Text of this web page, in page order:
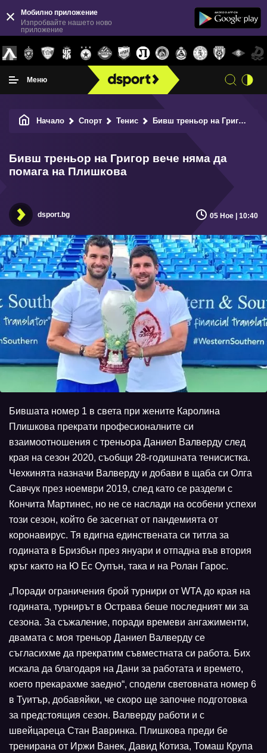
Мобилно приложение
Изпробвайте нашето ново
приложение
Меню
Начало Спорт Тенис Бивш треньор на Григор вече няма да помага на Плишкова
Бивш треньор на Григор вече няма да
помага на Плишкова
dsport.bg 05 Ное | 10:40
Бившата номер 1 в света при жените Каролина
Плишкова прекрати професионалните си
взаимоотношения с треньора Даниел Валверду след
края на сезон 2020, съобщи 28-годишната тенисистка.
Чехкинята назначи Валверду и добави в щаба си Олга
Савчук през ноември 2019, след като се раздели с
Кончита Мартинес, но не се наслади на особени успехи
този сезон, който бе засегнат от пандемията от
коронавирус. Тя вдигна единствената си титла за
годината в Бризбън през януари и отпадна във втория
кръг както на Ю Ес Оупън, така и на Ролан Гарос.
„Поради ограничения брой турнири от WTA до края на
годината, турнирът в Острава беше последният ми за
сезона. За съжаление, поради времеви ангажименти,
двамата с моя треньор Даниел Валверду се
съгласихме да прекратим съвместната си работа. Бих
искала да благодаря на Дани за работата и времето,
което прекарахме заедно“, сподели световната номер 6
в Туитър, добавяйки, че скоро ще започне подготовка
за предстоящия сезон. Валверду работи и с
швейцареца Стан Вавринка. Плишкова преди бе
тренирана от Иржи Ванек, Давид Котиза, Томаш Крупа